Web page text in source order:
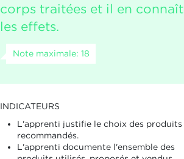
corps traitées et il en connaît
les effets.
Note maximale: 18
INDICATEURS
L'apprenti justifie le choix des produits
recommandés.
L'apprenti documente l'ensemble des